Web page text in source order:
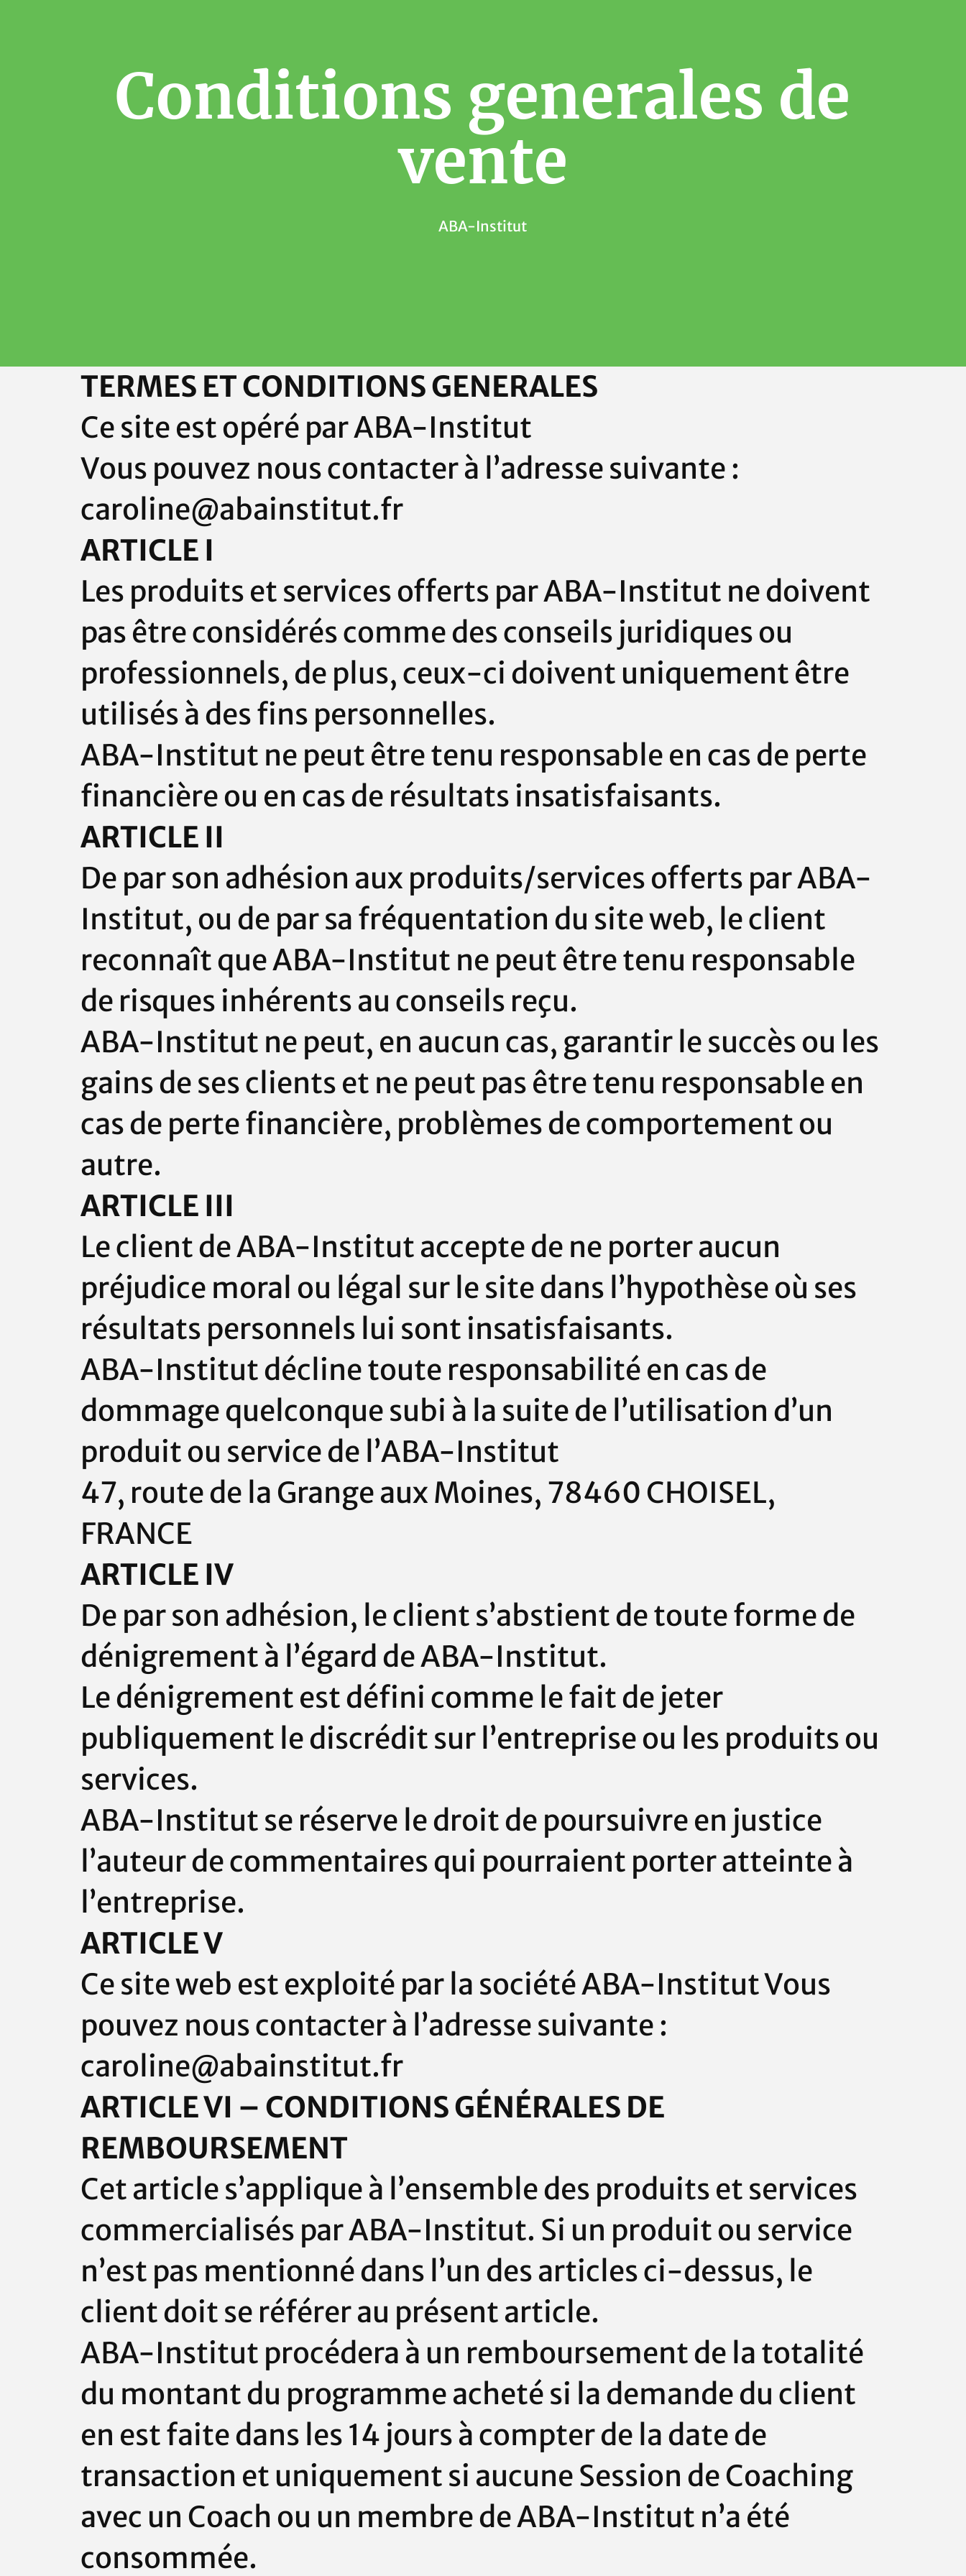
Conditions generales de
vente
ABA-Institut
TERMES ET CONDITIONS GENERALES
Ce site est opéré par ABA-Institut
Vous pouvez nous contacter à l’adresse suivante :
caroline@abainstitut.fr
ARTICLE I
Les produits et services offerts parABA-Institut ne doivent
pas être considérés comme des conseils juridiques ou
professionnels, de plus, ceux-ci doivent uniquement être
utilisés à des fins personnelles.
ABA-Institut ne peut être tenu responsable en cas de perte
financière ou en cas de résultats insatisfaisants.
ARTICLE II
De par son adhésion aux produits/services offerts parABA-
Institut, ou de par sa fréquentation du site web, le client
reconnaît queABA-Institut ne peut être tenu responsable
de risques inhérents au conseils reçu.
ABA-Institut ne peut, en aucun cas, garantir le succès ou les
gains de ses clients et ne peut pas être tenu responsable en
cas de perte financière, problèmesde comportement ou
autre.
ARTICLE III
Le client deABA-Institutaccepte de ne porter aucun
préjudice moral ou légal sur le site dans l’hypothèse où ses
résultats personnels lui sont insatisfaisants.
ABA-Institutdécline toute responsabilité en cas de
dommage quelconque subi à la suite de l’utilisation d’un
produit ou servicede l’ABA-Institut
47, route de la Grange aux Moines, 78460 CHOISEL,
FRANCE
ARTICLE IV
De par son adhésion, le client s’abstient de toute forme de
dénigrement à l’égard deABA-Institut.
Le dénigrement est défini comme le fait de jeter
publiquement le discrédit sur l’entreprise ou les produits ou
services.
ABA-Institut se réserve le droit de poursuivre en justice
l’auteur de commentaires qui pourraient porter atteinte à
l’entreprise.
ARTICLE V
Ce site web est exploité par la sociétéABA-InstitutVous
pouvez nous contacter à l’adresse suivante :
caroline@abainstitut.fr
ARTICLE VI – CONDITIONS GÉNÉRALES DE
REMBOURSEMENT
Cet article s’applique à l’ensemble des produits et services
commercialisés parABA-Institut. Si un produit ou service
n’est pas mentionné dans l’un des articles ci-dessus, le
client doit se référer au présent article.
ABA-Institut procédera à un remboursement de la totalité
du montant du programme acheté si la demande du client
en est faite dans les 14 jours à compter de la date de
transaction et uniquement si aucune Session de Coaching
avec un Coach ou un membre deABA-Institut n’a été
consommée.